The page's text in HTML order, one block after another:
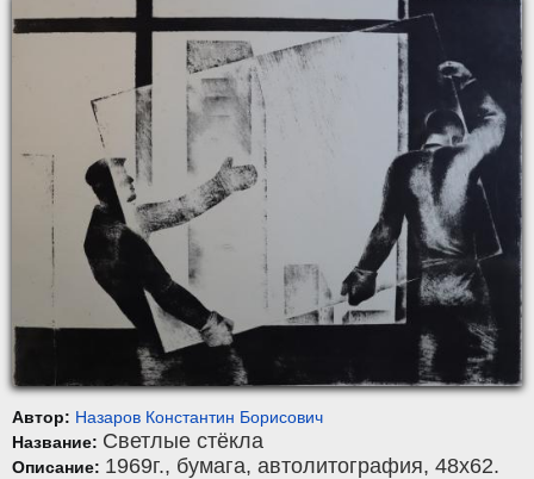
Автор: Назаров Константин Борисович
Название: Светлые стёкла
Описание: 1969г., бумага, автолитография, 48x62.